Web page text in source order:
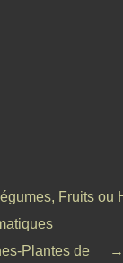
Fruits ou
Plantes de
→